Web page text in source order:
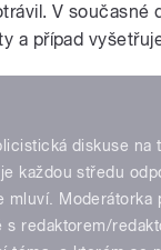
V současné
a případ
diskuse na
každou středu
mluví. Moderátorka
s redaktorem/